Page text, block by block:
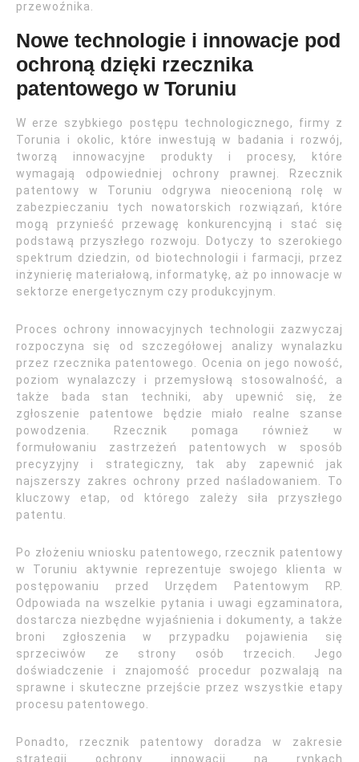
przewoźnika.
Nowe technologie i innowacje pod
ochroną dzięki rzecznika
patentowego w Toruniu
W erze szybkiego postępu technologicznego, firmy z
Torunia i okolic, które inwestują w badania i rozwój,
tworzą innowacyjne produkty i procesy, które
wymagają odpowiedniej ochrony prawnej. Rzecznik
patentowy w Toruniu odgrywa nieocenioną rolę w
zabezpieczaniu tych nowatorskich rozwiązań, które
mogą przynieść przewagę konkurencyjną i stać się
podstawą przyszłego rozwoju. Dotyczy to szerokiego
spektrum dziedzin, od biotechnologii i farmacji, przez
inżynierię materiałową, informatykę, aż po innowacje w
sektorze energetycznym czy produkcyjnym.
Proces ochrony innowacyjnych technologii zazwyczaj
rozpoczyna się od szczegółowej analizy wynalazku
przez rzecznika patentowego. Ocenia on jego nowość,
poziom wynalazczy i przemysłową stosowalność, a
także bada stan techniki, aby upewnić się, że
zgłoszenie patentowe będzie miało realne szanse
powodzenia. Rzecznik pomaga również w
formułowaniu zastrzeżeń patentowych w sposób
precyzyjny i strategiczny, tak aby zapewnić jak
najszerszy zakres ochrony przed naśladowaniem. To
kluczowy etap, od którego zależy siła przyszłego
patentu.
Po złożeniu wniosku patentowego, rzecznik patentowy
w Toruniu aktywnie reprezentuje swojego klienta w
postępowaniu przed Urzędem Patentowym RP.
Odpowiada na wszelkie pytania i uwagi egzaminatora,
dostarcza niezbędne wyjaśnienia i dokumenty, a także
broni zgłoszenia w przypadku pojawienia się
sprzeciwów ze strony osób trzecich. Jego
doświadczenie i znajomość procedur pozwalają na
sprawne i skuteczne przejście przez wszystkie etapy
procesu patentowego.
Ponadto, rzecznik patentowy doradza w zakresie
strategii ochrony innowacji na rynkach